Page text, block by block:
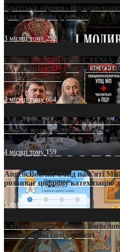
Братська «броня» під
для дезертирів у рясах?
3 місяці тому292
СВЯТІ УХИЛЯНТИ: СХЕМА,
НА «ОФШОР» ДЛЯ
ПАТРІАРХАТУ
3 місяці тому654
«Кейс Тихона» у Тернополі: як
оголив кризу довіри в ПЦУ
4 місяці тому159
AngelicBot: як Фонд пам’яті
розвиває цифрову катехизацію
5 днів тому9
Світові лідери в Києві:
міжнародної солідарності